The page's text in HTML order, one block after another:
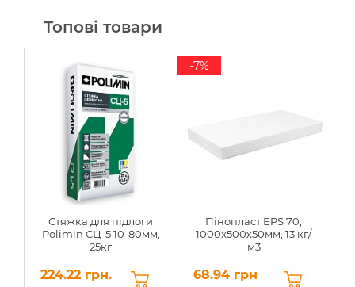
Топові товари
Стяжка для підлоги
Polimin СЦ-5 10-80мм,
25кг
224.22 грн.
Пінопласт EPS 70,
1000х500х50мм, 13 кг/
м3
68.94 грн
-7%